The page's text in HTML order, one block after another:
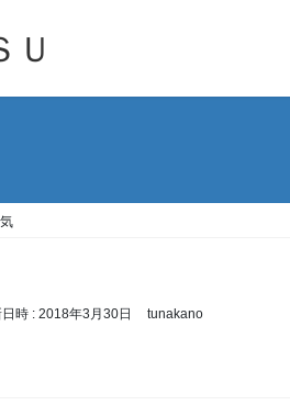
Ｕ
時 : 2018年3月30日 tunakano